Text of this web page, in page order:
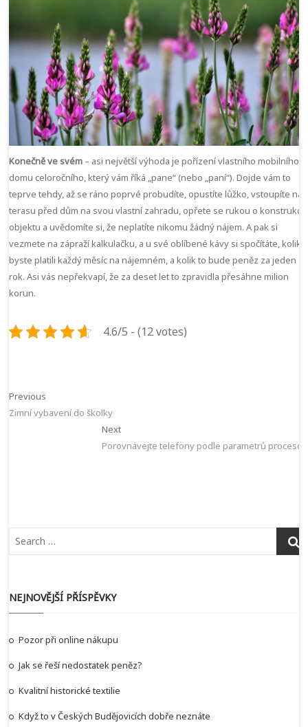
Konečně ve svém – asi největší výhoda je pořízení vlastníhomobilního
domu celoročního, který vám říká „pane“ (nebo „paní“). Dojde vám to
teprve tehdy, až se ráno poprvé probudíte, opustíte lůžko, vstoupíte na
terasu před dům na svou vlastní zahradu, opřete se rukou o konstrukci
objektu a uvědomíte si, že neplatíte nikomu žádný nájem. A pak si
vezmete na zápraží kalkulačku, a u své oblíbené kávy si spočítáte, kolik
byste platili každý měsíc na nájemném, a kolik to bude peněz za jeden
rok. Asi vás nepřekvapí, že za deset let to zpravidla přesáhne milion
korun.
4.6/5 - (12 votes)
Navigace
pro
Previous
post:
Zimní vybavení do školky
NextNext
post:
Porovnávejte telefony podle parametrů
NEJNOVĚJŠÍ PŘÍSPĚVKY
Pozor při online nákupu
Jak se řeší nedostatek peněz?
Kvalitní historické textilie
Když to v Českých Budějovicích dobře neznáte